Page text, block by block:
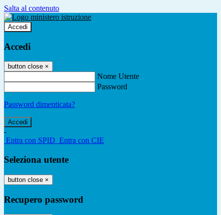
Salta al contenuto
Accedi
Accedi
button close ×
Nome Utente
Password
Password dimenticata?
-
Entra con SPID Entra con CIE
Seleziona utente
button close ×
Recupero password